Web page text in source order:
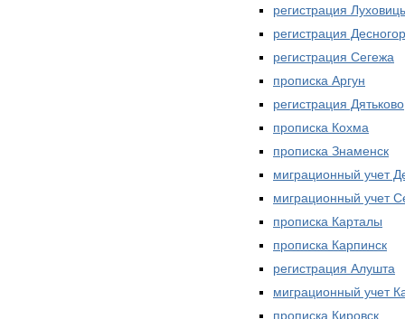
регистрация
регистрация
регистрация Сегежа
прописка Аргун
регистрация Дятьково
прописка Кохма
прописка Знаменск
миграционный учет
миграционный учет
прописка Карталы
прописка Карпинск
регистрация Алушта
миграционный учет
прописка Кировск